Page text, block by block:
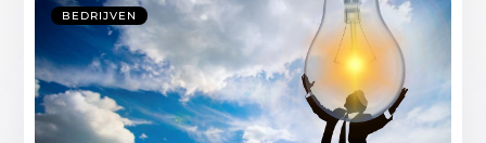
BEDRIJVEN